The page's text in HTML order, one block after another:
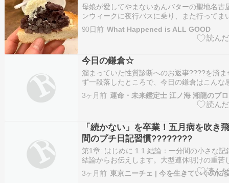
母娘が愛してやまないあんバターの聖地名古
ンウィークに夜行バスに乗り、また行ってま
行バスはやっぱりウィラーが一番乗り心地が
バスタ新宿発、6：20名古屋着は前回同様で
大型連休中だけあって満席でした。朝ご飯は
90日前 What Happened is ALL GOOD
今日の鎌倉☆
溜まっていた性質診断へのお返事????を済ま
ず一段落したところで、今日の鎌倉はこん
倉入りするまでの通過点となる『駅????』
含めてやっぱり空いている、大型連休明けの
街????????????????※鎌倉のオフィスは
3ヶ月前 運命・未来鑑定士 江ノ海 湘龍のブ
「続かない」を卒業！五月病を吹き
間のプチ日記習慣????????
第1章: はじめに 1.1 結論：一分間の小さな記
結論からお伝えします。大型連休明けの重苦
し、毎日を前向きに生きるための最強の手段
分間だけ、自分の気持ちを書き出すこと】で
3ヶ月前 東京ニーチェ | 今を生きていくのに